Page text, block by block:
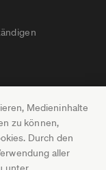
Medieninhalte
zu können,
Durch den
aller